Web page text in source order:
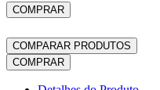
COMPRAR
COMPARAR PRODUTOS
COMPRAR